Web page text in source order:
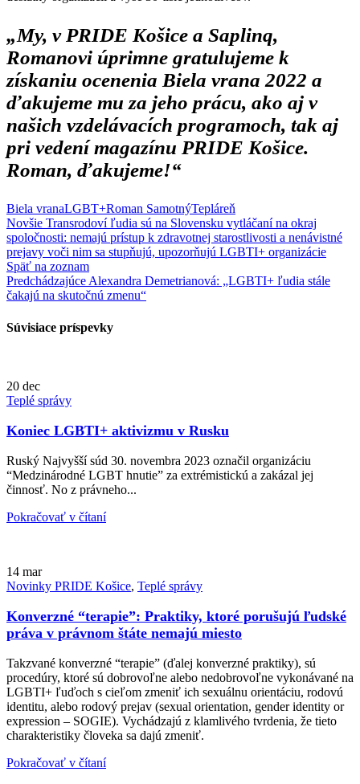
„My, v PRIDE Košice a Saplinq,
Romanovi úprimne gratulujeme k
získaniu ocenenia Biela vrana 2022 a
ďakujeme mu za jeho prácu, ako aj v
našich vzdelávacích programoch, tak aj
pri vedení magazínu PRIDE Košice.
Roman, ďakujeme!“
Biela vranaLGBT+Roman SamotnýTepláreň
Novšie Transrodoví ľudia sú na Slovensku vytláčaní na okraj
spoločnosti: nemajú prístup k zdravotnej starostlivosti a nenávistné
prejavy voči nim sa stupňujú, upozorňujú LGBTI+ organizácie
Späť na zoznam
Predchádzajúce Alexandra Demetrianová: „LGBTI+ ľudia stále
čakajú na skutočnú zmenu“
Súvisiace príspevky
20 dec
Teplé správy
Koniec LGBTI+ aktivizmu v Rusku
Ruský Najvyšší súd 30. novembra 2023 označil organizáciu
“Medzinárodné LGBT hnutie” za extrémistickú a zakázal jej
činnosť. No z právneho...
Pokračovať v čítaní
14 mar
Novinky PRIDE Košice, Teplé správy
Konverzné “terapie”: Praktiky, ktoré porušujú ľudské
práva v právnom štáte nemajú miesto
Takzvané konverzné “terapie” (ďalej konverzné praktiky), sú
procedúry, ktoré sú dobrovoľne alebo nedobrovoľne vykonávané na
LGBTI+ ľuďoch s cieľom zmeniť ich sexuálnu orientáciu, rodovú
identitu, alebo rodový prejav (sexual orientation, gender identity or
expression – SOGIE). Vychádzajú z klamlivého tvrdenia, že tieto
charakteristiky človeka sa dajú zmeniť.
Pokračovať v čítaní